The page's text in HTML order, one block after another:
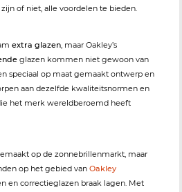
of niet, alle voordelen te bieden.
extra glazen, maar Oakley’s
glazen kommen niet gewoon van
speciaal op maat gemaakt ontwerp en
aan dezelfde kwaliteitsnormen en
het merk wereldberoemd heeft
op de zonnebrillenmarkt, maar
op het gebied van Oakley
en correctieglazen braak lagen. Met